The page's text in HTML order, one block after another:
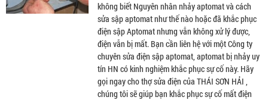
không biết Nguyên nhân nhảy aptomat và cách
sửa sập aptomat như thế nào hoặc đã khắc phục
điện sập Aptomat nhưng vẫn không xử lý được,
điện vẫn bị mất. Bạn cần liên hệ với một Công ty
chuyên sửa điện sập aptomat, aptomat bị nhảy uy
tín HN có kinh nghiệm khắc phục sự cố này. Hãy
gọi ngay cho thợ sửa điện của THÁI SƠN HẢI ,
chúng tôi sẽ giúp bạn khắc phục sự cố mất điện